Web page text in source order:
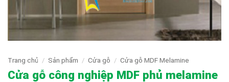
Trang chủ / Sản phẩm / Cửa gỗ / Cửa gỗ MDF Melamine
Cửa gỗ công nghiệp MDF phủ melamine